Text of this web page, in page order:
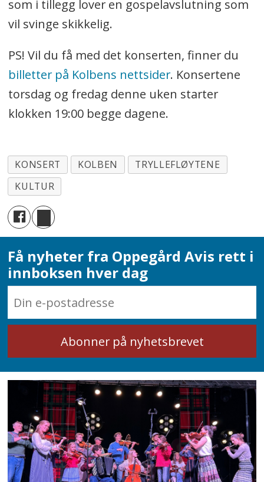
som i tillegg lover en gospelavslutning som
vil svinge skikkelig.
PS! Vil du få med det konserten, finner du
billetter på Kolbens nettsider. Konsertene
torsdag og fredag denne uken starter
klokken 19:00 begge dagene.
KONSERT KOLBEN
TRYLLEFLØYTENE
KULTUR
Få nyheter fra Oppegård Avis rett i
innboksen hver dag